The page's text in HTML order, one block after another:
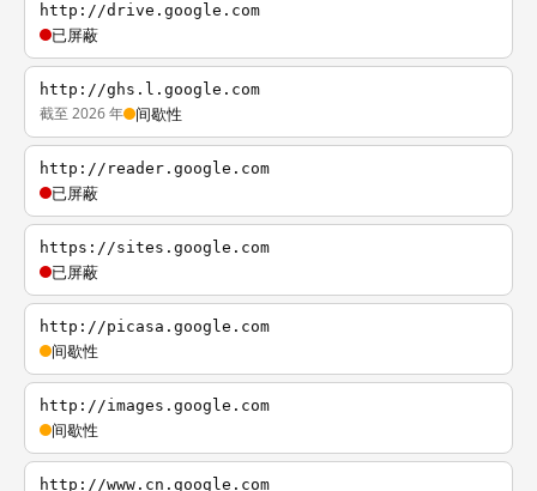
http://drive.google.com
已屏蔽
http://ghs.l.google.com
截至 2026 年 间歇性
http://reader.google.com
已屏蔽
https://sites.google.com
已屏蔽
http://picasa.google.com
间歇性
http://images.google.com
间歇性
http://www.cn.google.com